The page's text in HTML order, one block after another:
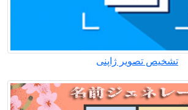
تشخیص تصویر ژاپنی